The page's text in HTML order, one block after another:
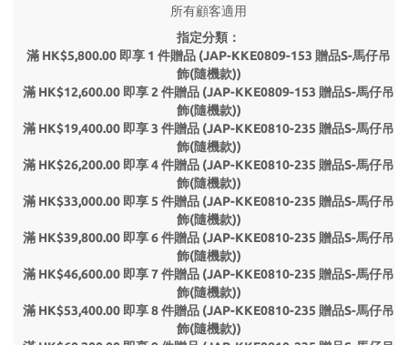
所有顧客適用
指定分類：
滿 HK$5,800.00 即享 1 件贈品 (JAP-KKE0809-153 贈品S-馬仔吊
飾(隨機款))
滿 HK$12,600.00 即享 2 件贈品 (JAP-KKE0809-153 贈品S-馬仔吊
飾(隨機款))
滿 HK$19,400.00 即享 3 件贈品 (JAP-KKE0810-235 贈品S-馬仔吊
飾(隨機款))
滿 HK$26,200.00 即享 4 件贈品 (JAP-KKE0810-235 贈品S-馬仔吊
飾(隨機款))
滿 HK$33,000.00 即享 5 件贈品 (JAP-KKE0810-235 贈品S-馬仔吊
飾(隨機款))
滿 HK$39,800.00 即享 6 件贈品 (JAP-KKE0810-235 贈品S-馬仔吊
飾(隨機款))
滿 HK$46,600.00 即享 7 件贈品 (JAP-KKE0810-235 贈品S-馬仔吊
飾(隨機款))
滿 HK$53,400.00 即享 8 件贈品 (JAP-KKE0810-235 贈品S-馬仔吊
飾(隨機款))